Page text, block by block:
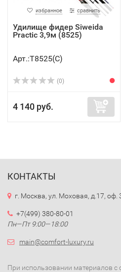
избранное сравнить
Удилище фидер Siweida
Practic 3,9м (8525)
Арт.:Т8525(C)
(0)
4 140 руб.
КОНТАКТЫ
г. Москва, ул. Моховая, д.17, оф.
+7(499) 380-80-01
Пн—Пт 9:00—18:00
main@comfort-luxury.ru
При использовании материалов с